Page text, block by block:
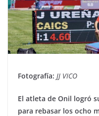
Fotografía: JJ VICO
El atleta de Onil logró
para rebasar los ocho